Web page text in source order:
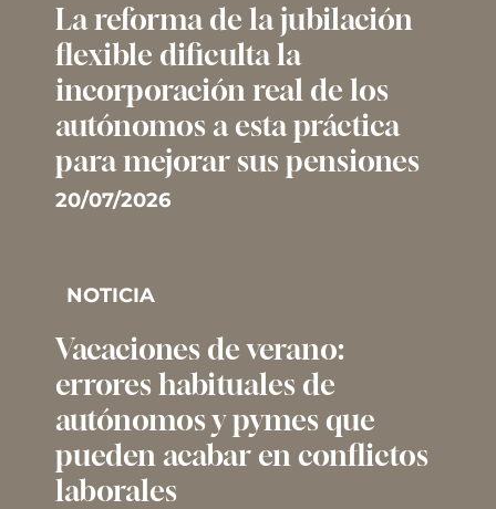
La reforma de la jubilación
flexible dificulta la
incorporación real de los
autónomos a esta práctica
para mejorar sus pensiones
20/07/2026
NOTICIA
Vacaciones de verano:
errores habituales de
autónomos y pymes que
pueden acabar en conflictos
laborales